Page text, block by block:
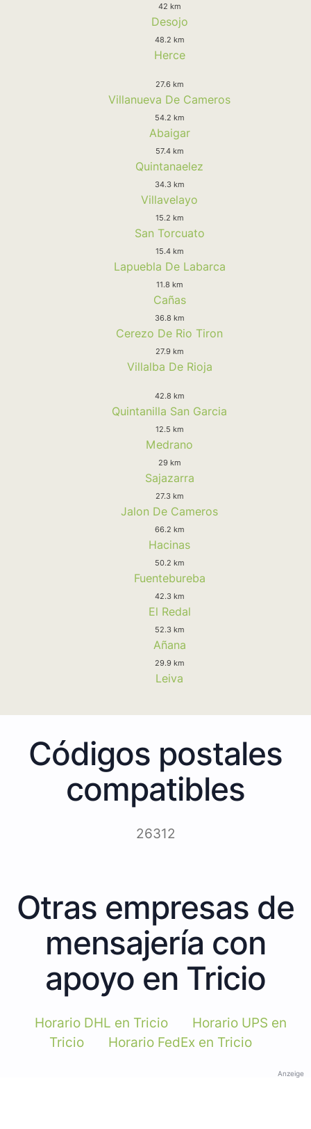
42 km
Desojo
48.2 km
Herce
27.6 km
Villanueva De Cameros
54.2 km
Abaigar
57.4 km
Quintanaelez
34.3 km
Villavelayo
15.2 km
San Torcuato
15.4 km
Lapuebla De Labarca
11.8 km
Cañas
36.8 km
Cerezo De Rio Tiron
27.9 km
Villalba De Rioja
42.8 km
Quintanilla San Garcia
12.5 km
Medrano
29 km
Sajazarra
27.3 km
Jalon De Cameros
66.2 km
Hacinas
50.2 km
Fuentebureba
42.3 km
El Redal
52.3 km
Añana
29.9 km
Leiva
Códigos postales
compatibles
26312
Otras empresas de
mensajería con
apoyo en Tricio
Horario DHL en Tricio
Horario UPS en
Tricio
Horario FedEx en Tricio
Anzeige